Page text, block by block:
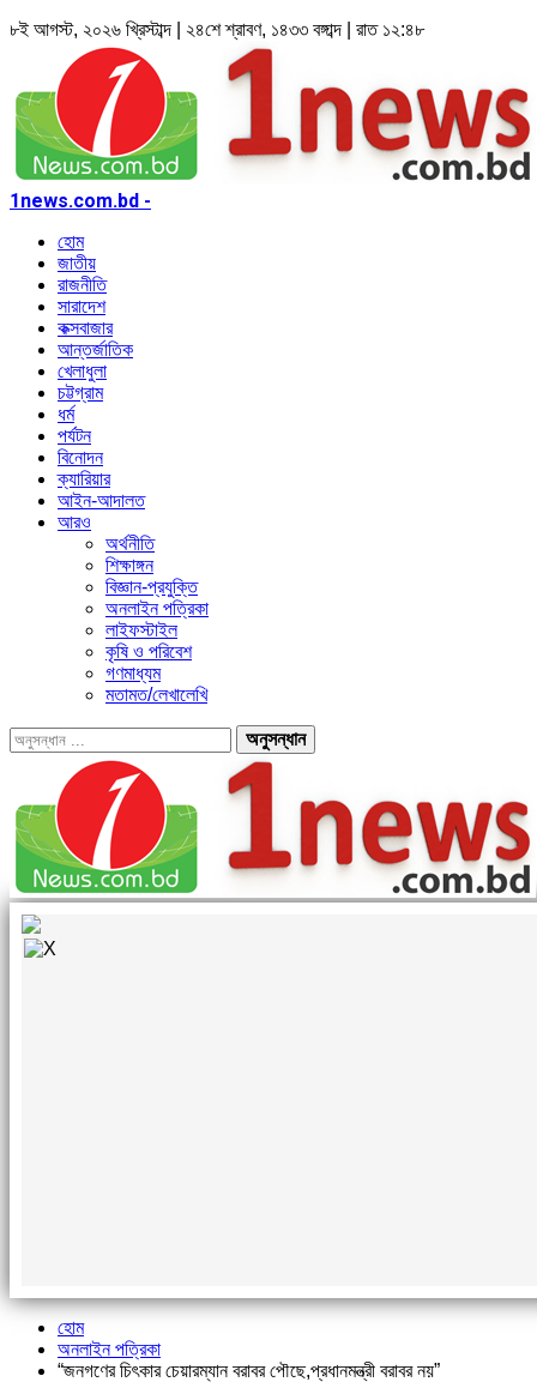
৮ই আগস্ট, ২০২৬ খ্রিস্টাব্দ | ২৪শে শ্রাবণ, ১৪৩৩ বঙ্গাব্দ | রাত ১২:৪৮
1news.com.bd -
হোম
জাতীয়
রাজনীতি
সারাদেশ
কক্সবাজার
আন্তর্জাতিক
খেলাধুলা
চট্টগ্রাম
ধর্ম
পর্যটন
বিনোদন
ক্যারিয়ার
আইন-আদালত
আরও
অর্থনীতি
শিক্ষাঙ্গন
বিজ্ঞান-প্রযুক্তি
অনলাইন পত্রিকা
লাইফস্টাইল
কৃষি ও পরিবেশ
গণমাধ্যম
মতামত/লেখালেখি
হোম
অনলাইন পত্রিকা
“জনগণের চিৎকার চেয়ারম্যান বরাবর পৌছে,প্রধানমন্ত্রী বরাবর নয়”